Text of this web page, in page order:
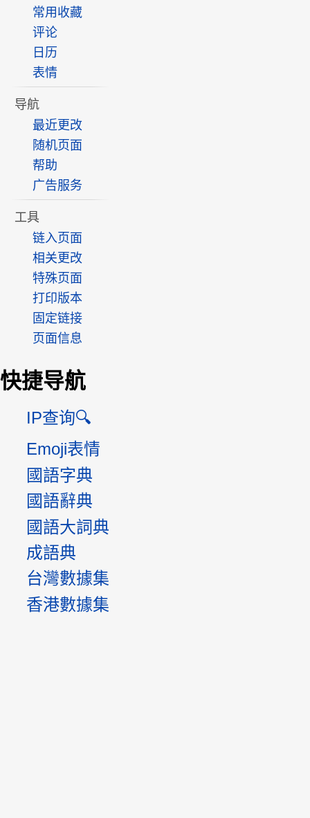
常用收藏
评论
日历
表情
导航
最近更改
随机页面
帮助
广告服务
工具
链入页面
相关更改
特殊页面
打印版本
固定链接
页面信息
快捷导航
IP查询🔍
Emoji表情
國語字典
國語辭典
國語大詞典
成語典
台灣數據集
香港數據集